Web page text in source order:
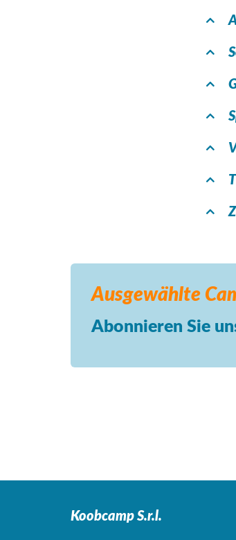
Ausgewählte
Abonnieren Sie
Koobcamp S.r.l.